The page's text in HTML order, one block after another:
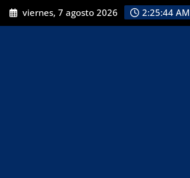
viernes, 7 agosto 2026 2:25:45 AM